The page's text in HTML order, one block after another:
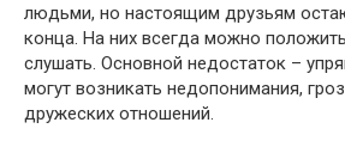
людьми, но настоящим друзьям
конца. На них всегда можно
слушать. Основной недостаток –
могут возникать недопонимания,
дружеских отношений.